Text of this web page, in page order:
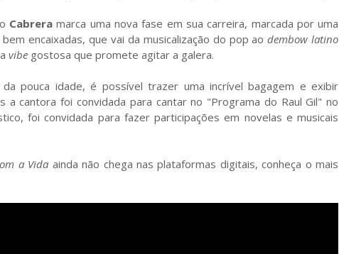
Cabreramarca uma nova fase em sua carreira, marcada por uma
encaixadas, que vai da musicalização do pop aodembow latino
vibe gostosa que promete agitar a galera.
pouca idade, é possível trazer uma incrível bagagem e exibir
cantora foi convidada para cantar no "Programa do Raul Gil" no
foi convidada para fazer participações em novelas e musicais
a Vida ainda não chega nas plataformas digitais, conheça o mais